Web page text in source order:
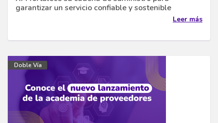
garantizar un servicio confiable y sostenible
Leer más
Doble Vía